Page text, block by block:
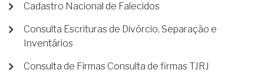
Cadastro Nacional de Falecidos
Consulta Escrituras de Divórcio, Separação e
Inventários
Consulta de Firmas Consulta de firmas TJRJ